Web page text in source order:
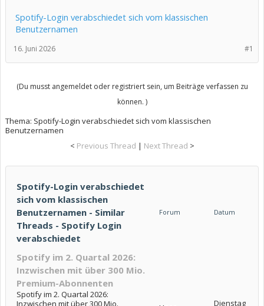
Spotify-Login verabschiedet sich vom klassischen
Benutzernamen
#1
16. Juni 2026
(Du musst angemeldet oder registriert sein, um Beiträge verfassen zu
können. )
Thema: Spotify-Login verabschiedet sich vom klassischen
Benutzernamen
< Previous Thread | Next Thread >
Spotify-Login verabschiedet
sich vom klassischen
Benutzernamen - Similar
Threads - Spotify Login
verabschiedet
Forum Datum
Spotify im 2. Quartal 2026:
Inzwischen mit über 300 Mio.
Premium-Abonnenten
Spotify im 2. Quartal 2026:
Inzwischen mit über 300 Mio.
Dienstag